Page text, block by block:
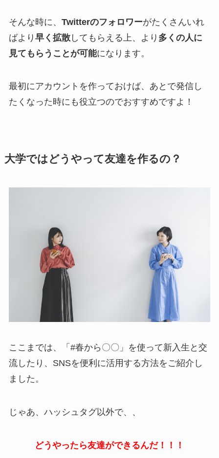
そんな時に、 Twitterのフォロワーがたくさんいれ
ばより 早く拡散してもらえる上、より 多くの人に
見てもらうことが可能になります。
最初にアカウントを作っておけば、あとで発信し
たくなった時にも役立つのでおすすめですよ！
大学ではどうやって友達を作るの？
ここまでは、「#春から〇〇」を使って新入生と交
流したり、SNSを便利に活用する方法をご紹介し
ました。
じゃあ、ハッシュタグ以外で、、
どうやったら友達ができるんだ！！！